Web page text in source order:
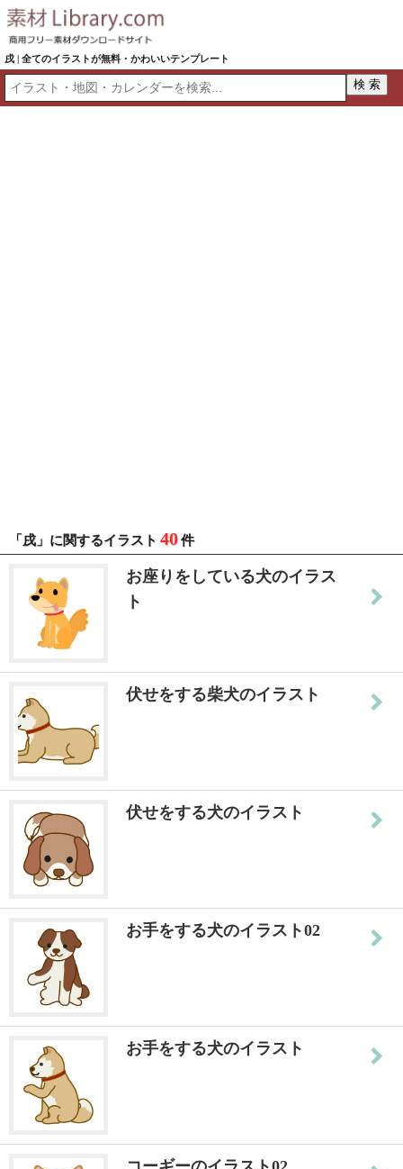
戌 | 全てのイラストが無料・かわいいテンプレート
「戌」に関するイラスト 40件
お座りをしている犬のイラス
ト
伏せをする柴犬のイラスト
伏せをする犬のイラスト
お手をする犬のイラスト02
お手をする犬のイラスト